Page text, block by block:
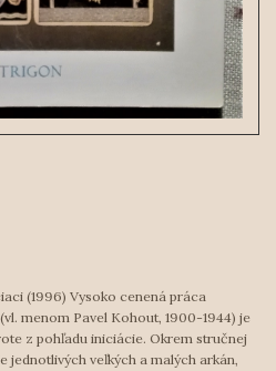
(1996) Vysoko cenená práca
menom Pavel Kohout, 1900-1944) je
z pohľadu iniciácie. Okrem stručnej
jednotlivých veľkých a malých arkán,